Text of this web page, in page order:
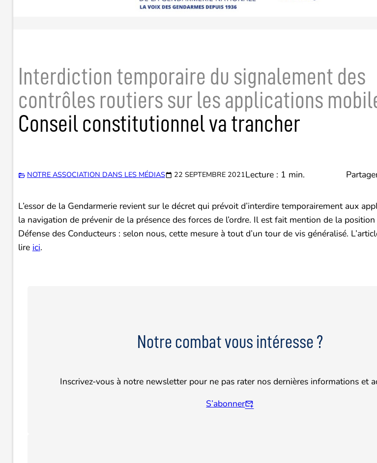
Interdiction temporaire du signalement des
contrôles routiers sur les applications
Conseil constitutionnel va trancher
NOTRE ASSOCIATION DANS LES MÉDIAS 22 SEPTEMBRE 2021Lecture : 1 min.
L’essor de la Gendarmerie revient sur le décret qui prévoit d’interdire temporairement aux
la navigation de prévenir de la présence des forces de l’ordre. Il est fait mention de la
Défense des Conducteurs : selon nous, cette mesure à tout d’un tour de vis généralisé.
lire ici.
Notre combat vous intéresse ?
Inscrivez-vous à notre newsletter pour ne pas rater nos dernières informations et
S’abonner